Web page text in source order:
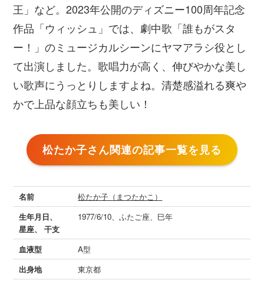
王」など。2023年公開のディズニー100周年記念
作品「ウィッシュ」では、劇中歌「誰もがスタ
ー！」のミュージカルシーンにヤマアラシ役とし
て出演しました。歌唱力が高く、伸びやかな美し
い歌声にうっとりしますよね。清楚感溢れる爽や
かで上品な顔立ちも美しい！
松たか子さん関連の記事一覧を見る
名前
松たか子（まつたかこ）
生年月日、
星座、 干支
1977/6/10、ふたご座、巳年
血液型
A型
出身地
東京都